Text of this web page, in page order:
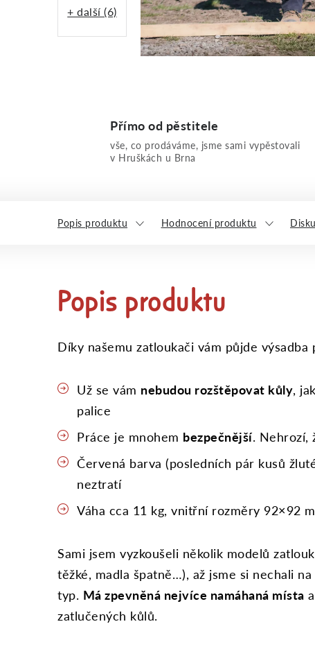
+ další (6)
Přímo od pěstitele
vše, co prodáváme, jsme sami vypěstovali
v Hruškách u Brna
Popis produktu Hodnocení produktu
Popis produktu
Díky našemu zatloukači vám půjde výsadba
Už se vám nebudou rozštěpovat kůly,
palice
Práce je mnohem bezpečnější. Nehrozí,
Červená barva (posledních pár kusů
neztratí
Váha cca 11 kg, vnitřní rozměry 92×92
Sami jsem vyzkoušeli několik modelů
těžké, madla špatně…), až jsme si nechali
typ. Má zpevněná nejvíce namáhaná místa
zatlučených kůlů.